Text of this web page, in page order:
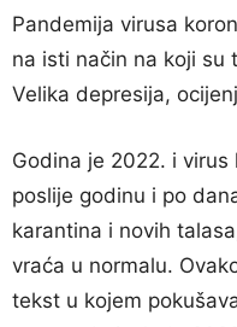
Pandemija virusa
na isti način na koji su
Velika depresija,
Godina je 2022. i
poslije godinu i po
karantina i novih
vraća u normalu.
tekst u kojem